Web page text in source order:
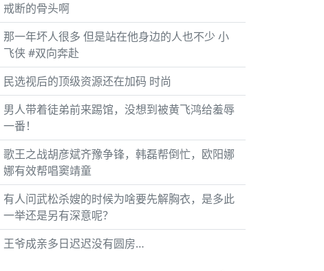
戒断的骨头啊
那一年坏人很多 但是站在他身边的人也不少 小
飞侠 #双向奔赴
民选视后的顶级资源还在加码 时尚
男人带着徒弟前来踢馆，没想到被黄飞鸿给羞辱
一番！
歌王之战胡彦斌齐豫争锋，韩磊帮倒忙，欧阳娜
娜有效帮唱窦靖童
有人问武松杀嫂的时候为啥要先解胸衣，是多此
一举还是另有深意呢？
王爷成亲多日迟迟没有圆房…